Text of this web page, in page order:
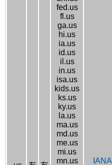
fed.us
fl.us
ga.us
hi.us
ia.us
id.us
il.us
in.us
isa.us
kids.us
ks.us
ky.us
la.us
ma.us
md.us
me.us
mi.us
mn.us
IANA